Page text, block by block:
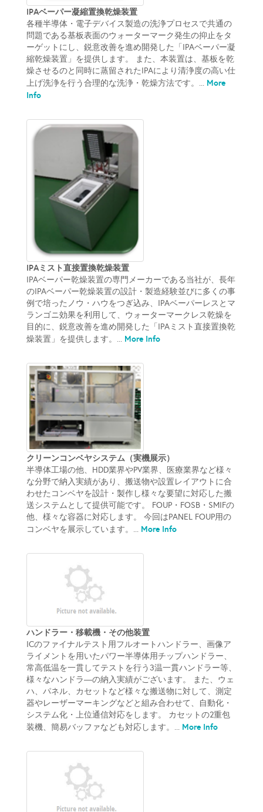
IPAベーパー凝縮置換乾燥装置
各種半導体・電子デバイス製造の洗浄プロセスで共通の
問題である基板表面のウォーターマーク発生の抑止をタ
ーゲットにし、鋭意改善を進め開発した「IPAベーパー凝
縮乾燥装置」を提供します。 また、本装置は、基板を乾
燥させるのと同時に蒸留されたIPAにより清浄度の高い仕
上げ洗浄を行う合理的な洗浄・乾燥方法です。... More
Info
IPAミスト直接置換乾燥装置
IPAベーパー乾燥装置の専門メーカーである当社が、長年
のIPAベーパー乾燥装置の設計・製造経験並びに多くの事
例で培ったノウ・ハウをつぎ込み、IPAベーパーレスとマ
ランゴニ効果を利用して、ウォーターマークレス乾燥を
目的に、鋭意改善を進め開発した「IPAミスト直接置換乾
燥装置」を提供します。... More Info
クリーンコンベヤシステム（実機展示）
半導体工場の他、HDD業界やPV業界、医療業界など様々
な分野で納入実績があり、搬送物や設置レイアウトに合
わせたコンベヤを設計・製作し様々な要望に対応した搬
送システムとして提供可能です。 FOUP・FOSB・SMIFの
他、様々な容器に対応します。 今回はPANEL FOUP用の
コンベヤを展示しています。... More Info
ハンドラー・移載機・その他装置
ICのファイナルテスト用フルオートハンドラー、画像ア
ライメントを用いたパワー半導体用チップハンドラー、
常高低温を一貫してテストを行う3温一貫ハンドラー等、
様々なハンドラ―の納入実績がございます。 また、ウェ
ハ、パネル、カセットなど様々な搬送物に対して、測定
器やレーザーマーキングなどと組み合わせて、自動化・
システム化・上位通信対応をします。 カセットの2重包
装機、簡易バッファなども対応します。... More Info